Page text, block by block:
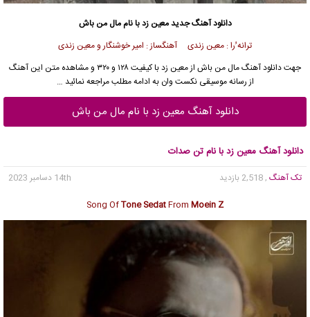
دانلود آهنگ جدیدمعین زد با نام مال من باش
ترانه ُرا : معین زندی آهنگساز : امیر خوشنگار و معین زندی
جهتدانلود آهنگمال من باش ازمعین زد
با کیفیت ۱۲۸ و ۳۲۰ و مشاهده متن این آهنگ
از رسانه موسیقی نکست وان به ادامه مطلب مراجعه نمائید …
دانلود آهنگ معین زد با نام مال من باش
دانلود آهنگ معین زد با نام تن صدات
تک آهنگ , 2,518 بازدید
14th دسامبر 2023
Song OfTone SedatFrom Moein Z